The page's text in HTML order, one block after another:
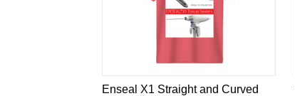
Enseal X1 Straight and Curved